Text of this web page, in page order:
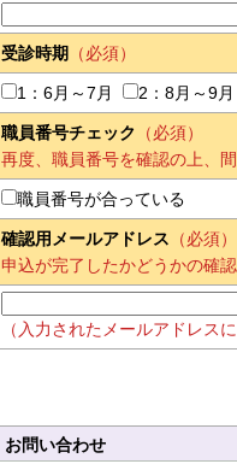
受診時期 （必須）
1：6月～7月 2：8月～9月
職員番号チェック
（必須）
再度、職員番号を確認の上、
職員番号が合っている
確認用メールアドレス （必須）
申込が完了したかどうかの確認
（入力されたメールアドレス
お問い合わせ